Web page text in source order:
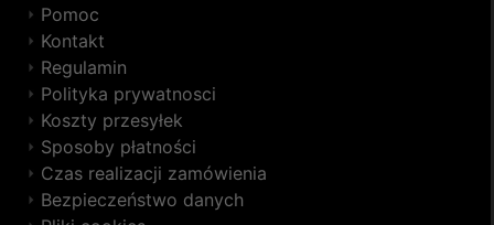
Pomoc
Kontakt
Regulamin
Polityka prywatnosci
Koszty przesyłek
Sposoby płatności
Czas realizacji zamówienia
Bezpieczeństwo danych